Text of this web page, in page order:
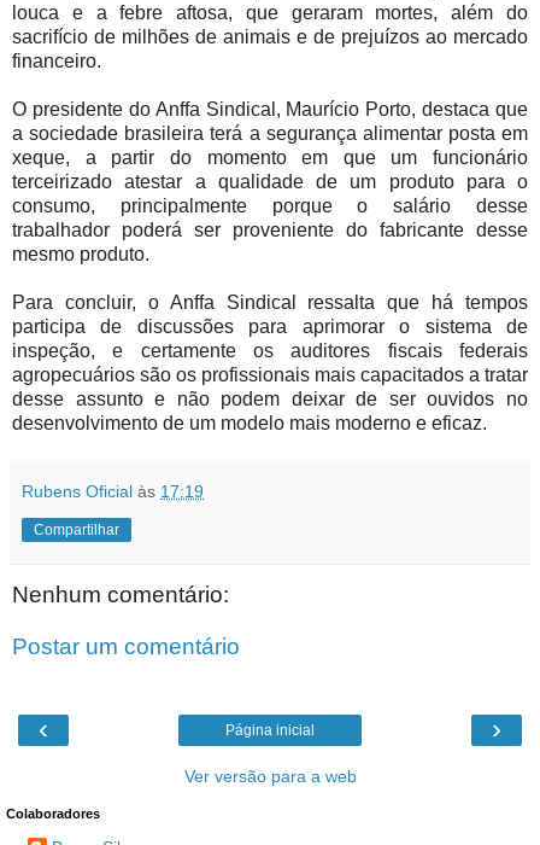
louca e a febre aftosa, que geraram mortes, além do
sacrifício de milhões de animais e de prejuízos ao mercado
financeiro.
O presidente do Anffa Sindical, Maurício Porto, destaca que
a sociedade brasileira terá a segurança alimentar posta em
xeque, a partir do momento em que um funcionário
terceirizado atestar a qualidade de um produto para o
consumo, principalmente porque o salário desse
trabalhador poderá ser proveniente do fabricante desse
mesmo produto.
Para concluir, o Anffa Sindical ressalta que há tempos
participa de discussões para aprimorar o sistema de
inspeção, e certamente os auditores fiscais federais
agropecuários são os profissionais mais capacitados a tratar
desse assunto e não podem deixar de ser ouvidos no
desenvolvimento de um modelo mais moderno e eficaz.
Rubens Oficial às 17:19
Compartilhar
Nenhum comentário:
Postar um comentário
‹ ›
Página inicial
Ver versão para a web
Colaboradores